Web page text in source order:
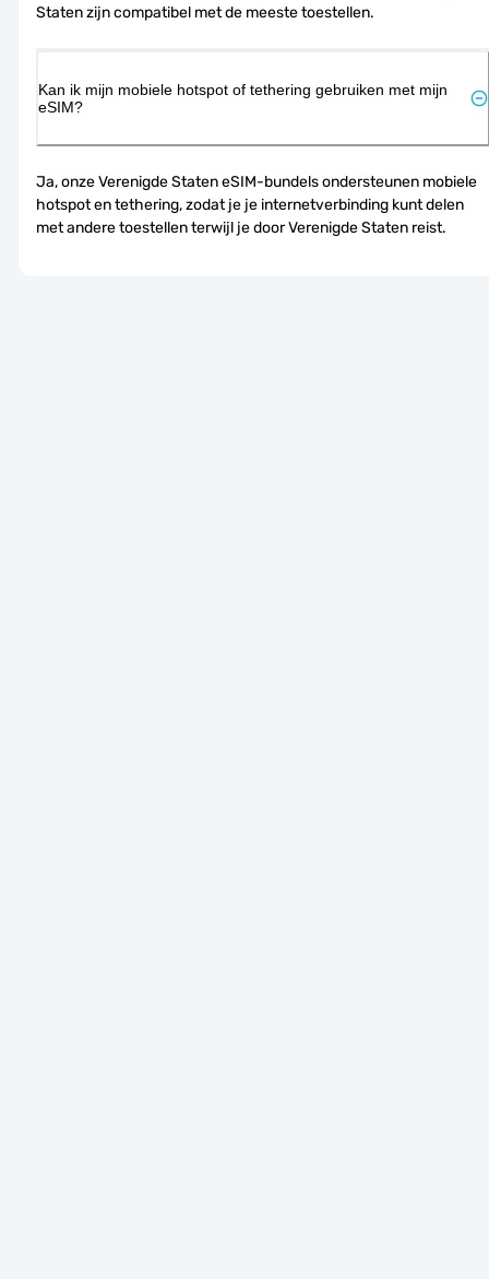
Staten zijn compatibel met de meeste toestellen.
Kan ik mijn mobiele hotspot of tethering gebruiken met mijn
eSIM?
Ja, onze Verenigde Staten eSIM-bundels ondersteunen mobiele
hotspot en tethering, zodat je je internetverbinding kunt delen
met andere toestellen terwijl je door Verenigde Staten reist.